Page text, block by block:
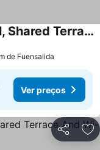
Room María With Shared Pool, Shared Terrace And Wi-fi
de Fuensalida
Ver preços
Partilhar